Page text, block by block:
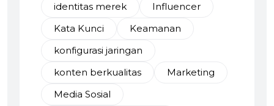
identitas merek
Influencer
Kata Kunci
Keamanan
konfigurasi jaringan
konten berkualitas
Marketing
Media Sosial